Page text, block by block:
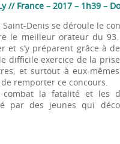
// France – 2017 – 1h39 –
Denis se déroule le
le meilleur orateur du
et s’y préparent grâce à
difficile exercice de la
et surtout à eux-
remporter ce concours.
combat la fatalité et les
par des jeunes qui